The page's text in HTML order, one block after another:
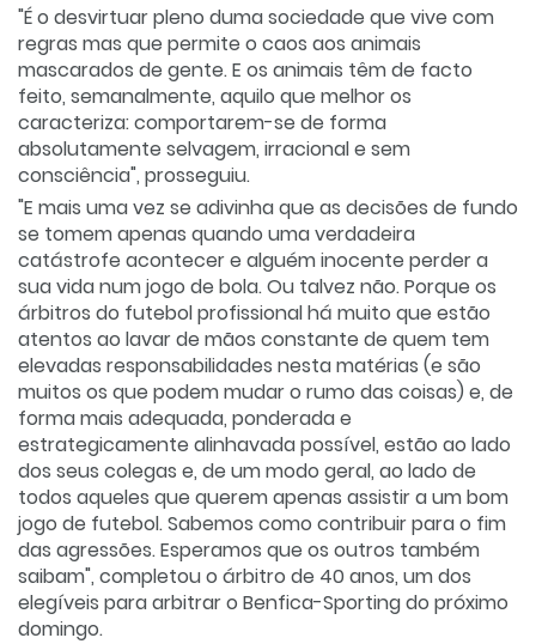
"É o desvirtuar pleno duma sociedade que vive com
regras mas que permite o caos aos animais
mascarados de gente. E os animais têm de facto
feito, semanalmente, aquilo que melhor os
caracteriza: comportarem-se de forma
absolutamente selvagem, irracional e sem
consciência", prosseguiu.
"E mais uma vez se adivinha que as decisões de fundo
se tomem apenas quando uma verdadeira
catástrofe acontecer e alguém inocente perder a
sua vida num jogo de bola. Ou talvez não. Porque os
árbitros do futebol profissional há muito que estão
atentos ao lavar de mãos constante de quem tem
elevadas responsabilidades nesta matérias (e são
muitos os que podem mudar o rumo das coisas) e, de
forma mais adequada, ponderada e
estrategicamente alinhavada possível, estão ao lado
dos seus colegas e, de um modo geral, ao lado de
todos aqueles que querem apenas assistir a um bom
jogo de futebol. Sabemos como contribuir para o fim
das agressões. Esperamos que os outros também
saibam", completou o árbitro de 40 anos, um dos
elegíveis para arbitrar o Benfica-Sporting do próximo
domingo.